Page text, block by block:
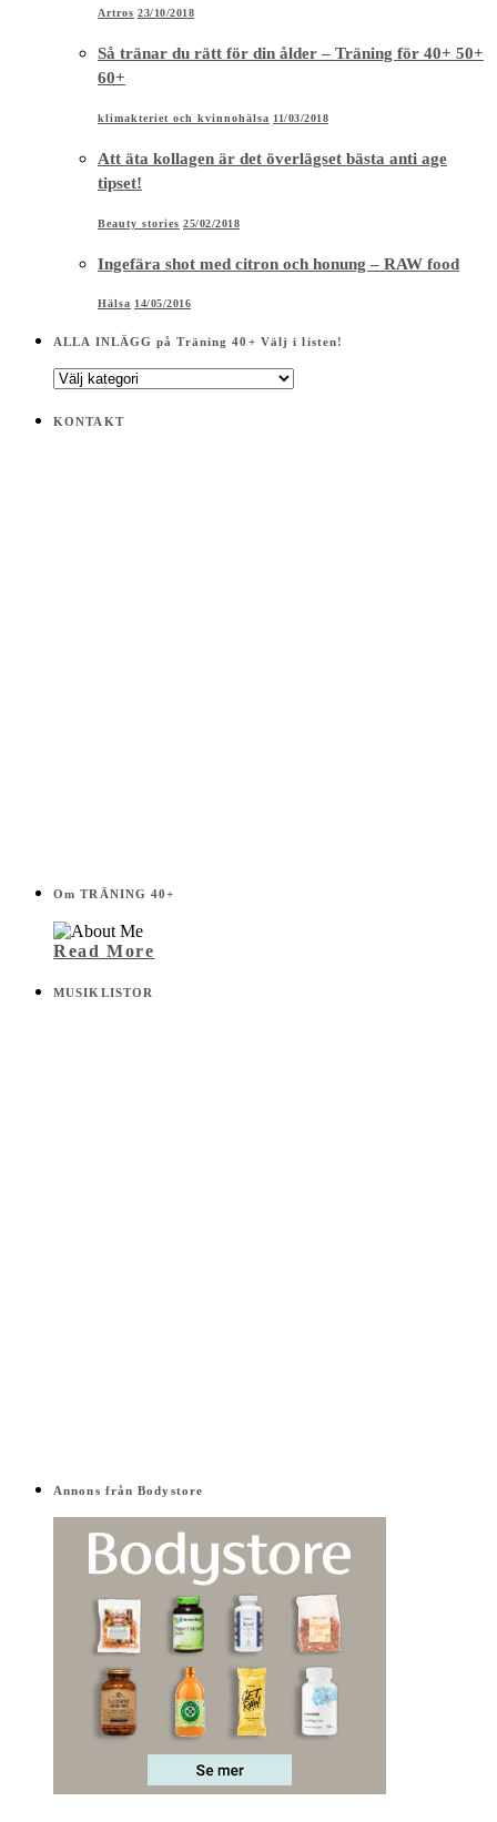
Artros 23/10/2018
Så tränar du rätt för din ålder – Träning för 40+ 50+
60+
klimakteriet och kvinnohälsa 11/03/2018
Att äta kollagen är det överlägset bästa anti age
tipset!
Beauty stories 25/02/2018
Ingefära shot med citron och honung – RAW food
Hälsa 14/05/2016
ALLA INLÄGG på Träning 40+ Välj i listen!
ALLA
på
KONTAKT
Om TRÄNING 40+
Read More
MUSIKLISTOR
Annons från Bodystore